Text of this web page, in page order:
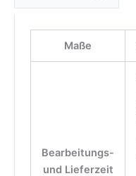
Maße
Bearbeitungs-
und Lieferzeit